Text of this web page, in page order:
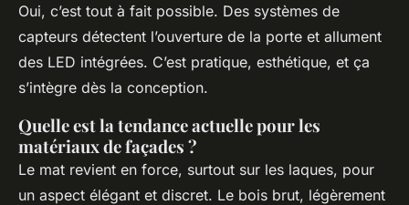
Oui, c’est tout à fait possible. Des systèmes de
capteurs détectent l’ouverture de la porte et allument
des LED intégrées. C’est pratique, esthétique, et ça
s’intègre dès la conception.
Quelle est la tendance actuelle pour les
matériaux de façades ?
Le mat revient en force, surtout sur les laques, pour
un aspect élégant et discret. Le bois brut, légèrement